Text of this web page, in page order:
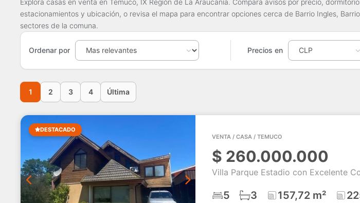
estacionamientos y ubicación, o revisa el mapa para encontrar opciones cerca de Barrio Ingles,
sectores de la comuna.
Ordenar por Precios en
1 2 3 4 Última
DESTACADO
VENTA / CASA / TEMUCO
$ 260.000.000
Villa Parque Estadio con Excelente
5 3 157,72 m²